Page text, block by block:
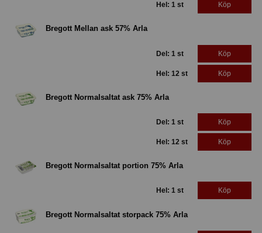
Hel: 1 st Köp
Bregott Mellan ask 57% Arla
Del: 1 st Köp
Hel: 12 st Köp
Bregott Normalsaltat ask 75% Arla
Del: 1 st Köp
Hel: 12 st Köp
Bregott Normalsaltat portion 75% Arla
Hel: 1 st Köp
Bregott Normalsaltat storpack 75% Arla